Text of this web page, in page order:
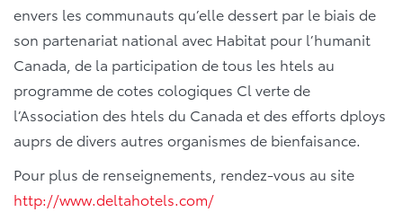
envers les communauts qu’elle dessert par le biais de
son partenariat national avec Habitat pour l’humanit
Canada, de la participation de tous les htels au
programme de cotes cologiques Cl verte de
l’Association des htels du Canada et des efforts dploys
auprs de divers autres organismes de bienfaisance.
Pour plus de renseignements, rendez-vous au site
http://www.deltahotels.com/